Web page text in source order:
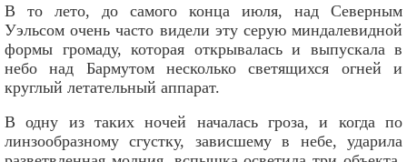
В то лето, до самого конца июля, над Северным
Уэльсом очень часто видели эту серую миндалевидной
формы громаду, которая открывалась и выпускала в
небо над Бармутом несколько светящихся огней и
круглый летательный аппарат.
В одну из таких ночей началась гроза, и когда по
линзообразному сгустку, зависшему в небе, ударила